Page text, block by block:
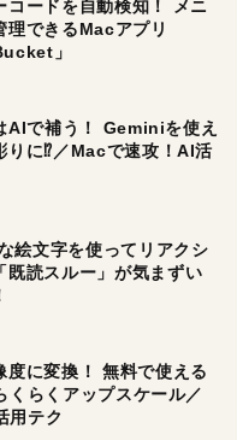
コードを自動検知！ メニ
理できるMacアプリ
」
AIで補う！ Geminiを使え
りに⁉︎／Macで速攻！AI活
絵文字を使ってリアクシ
既読スルー」が気まずい
度に変換！ 無料で使える
くらくアップスケール／
用テク